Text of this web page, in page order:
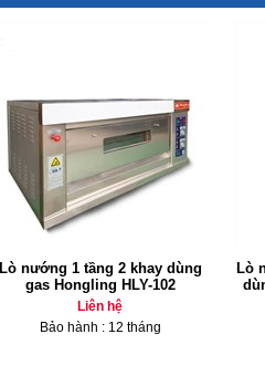
Lò nướng 1 tầng 2 khay dùng
gas Hongling HLY-102
Liên hệ
Bảo hành : 12 tháng
Lò